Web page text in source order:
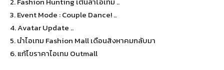
3. Event Mode : Couple Dance! ..
4. Avatar Update ..
5. นำไอเทม Fashion Mall เดือนสิงหาคมกลับมา
6. แก้ไขราคาไอเทม Outmall